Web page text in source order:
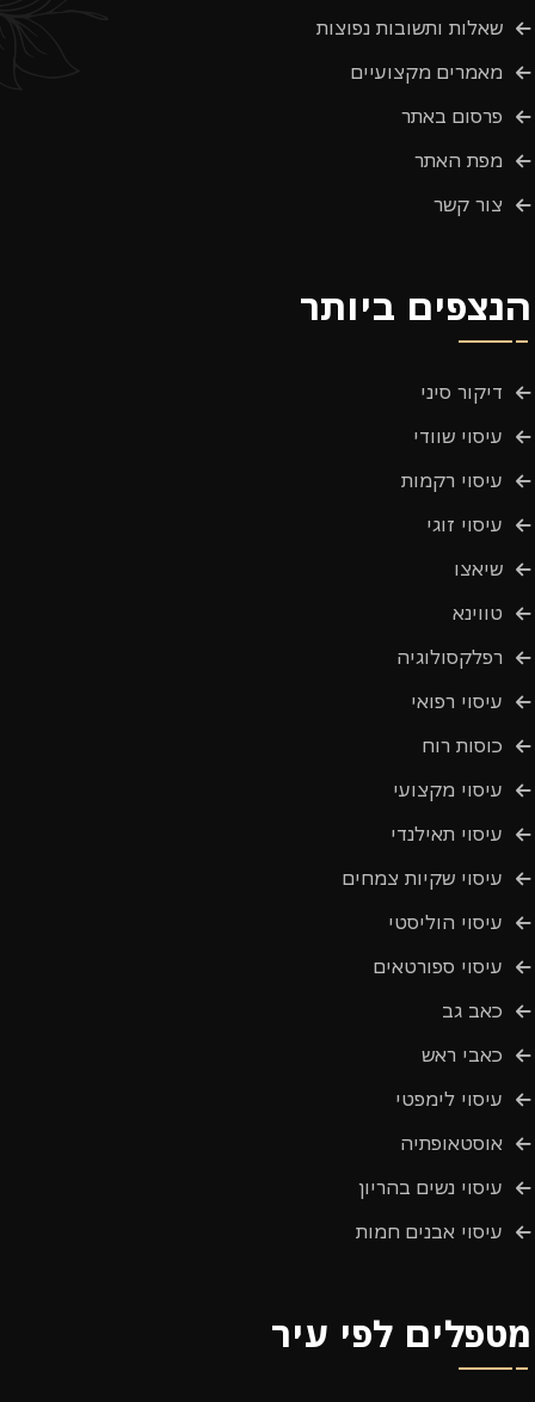
שאלות ותשובות נפוצות
מאמרים מקצועיים
פרסום באתר
מפת האתר
צור קשר
הנצפים ביותר
דיקור סיני
עיסוי שוודי
עיסוי רקמות
עיסוי זוגי
שיאצו
טווינא
רפלקסולוגיה
עיסוי רפואי
כוסות רוח
עיסוי מקצועי
עיסוי תאילנדי
עיסוי שקיות צמחים
עיסוי הוליסטי
עיסוי ספורטאים
כאב גב
כאבי ראש
עיסוי לימפטי
אוסטאופתיה
עיסוי נשים בהריון
עיסוי אבנים חמות
מטפלים לפי עיר